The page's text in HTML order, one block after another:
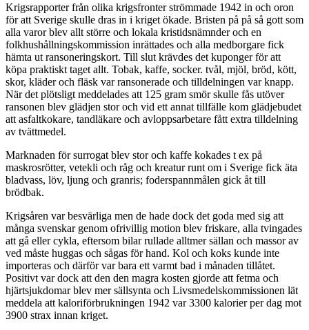
Krigsrapporter från olika krigsfronter strömmade 1942 in och oron
för att Sverige skulle dras in i kriget ökade. Bristen på på så gott som
alla varor blev allt större och lokala kristidsnämnder och en
folkhushållningskommission inrättades och alla medborgare fick
hämta ut ransoneringskort. Till slut krävdes det kuponger för att
köpa praktiskt taget allt. Tobak, kaffe, socker. tvål, mjöl, bröd, kött,
skor, kläder och fläsk var ransonerade och tilldelningen var knapp.
När det plötsligt meddelades att 125 gram smör skulle fås utöver
ransonen blev glädjen stor och vid ett annat tillfälle kom glädjebudet
att asfaltkokare, tandläkare och avloppsarbetare fått extra tilldelning
av tvättmedel.
Marknaden för surrogat blev stor och kaffe kokades t ex på
maskrosrötter, vetekli och råg och kreatur runt om i Sverige fick äta
bladvass, löv, ljung och granris; foderspannmålen gick åt till
brödbak.
Krigsåren var besvärliga men de hade dock det goda med sig att
många svenskar genom ofrivillig motion blev friskare, alla tvingades
att gå eller cykla, eftersom bilar rullade alltmer sällan och massor av
ved måste huggas och sågas för hand. Kol och koks kunde inte
importeras och därför var bara ett varmt bad i månaden tillåtet.
Positivt var dock att den den magra kosten gjorde att fetma och
hjärtsjukdomar blev mer sällsynta och Livsmedelskommissionen lät
meddela att kaloriförbrukningen 1942 var 3300 kalorier per dag mot
3900 strax innan kriget.